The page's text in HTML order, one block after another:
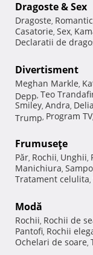
Dragoste & Sex
Dragoste, Romantic
Casatorie, Sex,
Declaratii de
Divertisment
Meghan Markle,
Depp, Teo
Smiley, Andra, Delia
Trump, Program TV,
Frumuseţe
Păr, Rochii, Unghii,
Manichiura,
Tratament celulita,
Modă
Rochii, Rochii de
Pantofi, Rochii
Ochelari de soare,